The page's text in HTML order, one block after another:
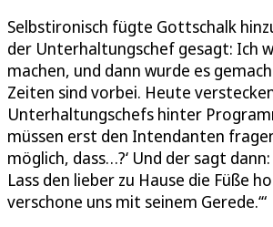
Selbstironisch fügte Gottschalk
der Unterhaltungschef gesagt: Ich
machen, und dann wurde es
Zeiten sind vorbei. Heute
Unterhaltungschefs hinter
müssen erst den Intendanten
möglich, dass…?‘ Und der sagt
Lass den lieber zu Hause die Füße
verschone uns mit seinem Gerede.‘“